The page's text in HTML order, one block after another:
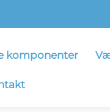
komponenter